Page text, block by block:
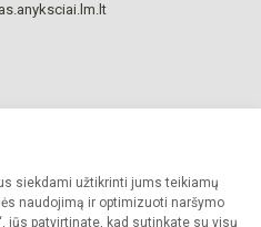
siekdami užtikrinti jums teikiamų
naudojimą ir optimizuoti naršymo
jūs patvirtinate, kad sutinkate su visų
administracijos sutikimo griežtai